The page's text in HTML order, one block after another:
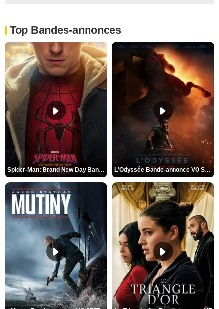
Top Bandes-annonces
Spider-Man: Brand New Day Bande-annonce VO STFR L'Odyssée Bande-annonce VO STFR